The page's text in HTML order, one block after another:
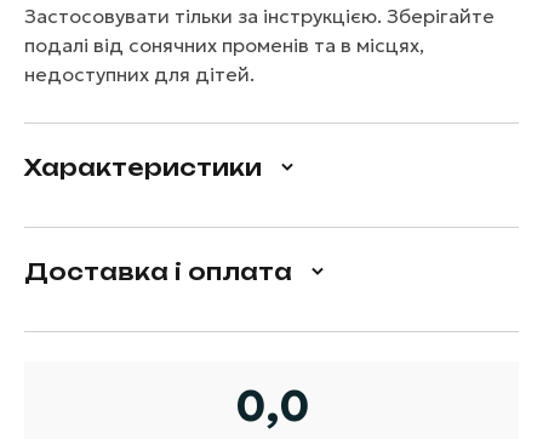
Застосовувати тільки за інструкцією. Зберігайте
подалі від сонячних променів та в місцях,
недоступних для дітей.
Характеристики
Доставка і оплата
0,0